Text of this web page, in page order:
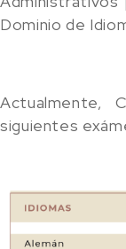
Dominio de
Actualmente,
siguientes